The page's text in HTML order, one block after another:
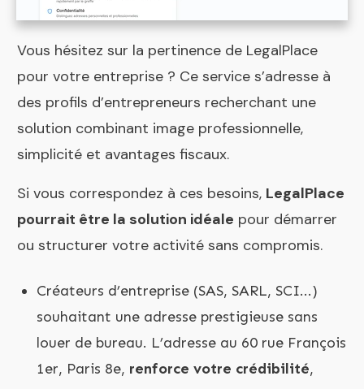
Vous hésitez sur la pertinence de LegalPlace
pour votre entreprise ? Ce service s’adresse à
des profils d’entrepreneurs recherchant une
solution combinant image professionnelle,
simplicité et avantages fiscaux.
Si vous correspondez à ces besoins, LegalPlace
pourrait être la solution idéale pour démarrer
ou structurer votre activité sans compromis.
Créateurs d’entreprise (SAS, SARL, SCI...)
souhaitant une adresse prestigieuse sans
louer de bureau. L’adresse au 60 rue François
1er, Paris 8e, renforce votre crédibilité,